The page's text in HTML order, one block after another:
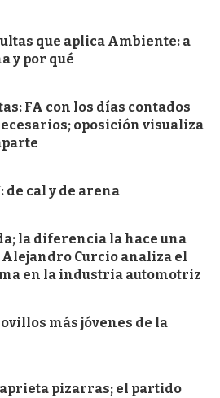
que aplica Ambiente: a
y por qué
FA con los días contados
oposición visualiza
de cal y de arena
la diferencia la hace una
Curcio analiza el
en la industria automotriz
más jóvenes de la
pizarras; el partido